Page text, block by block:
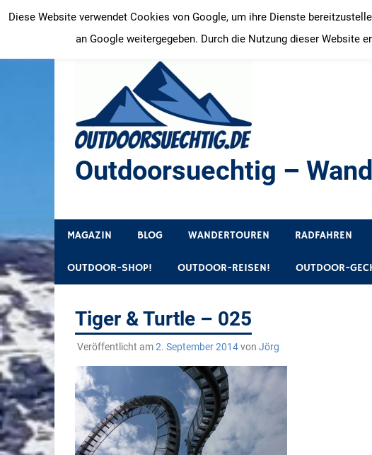
Inhalt
springen
Outdoorsuechtig –
MAGAZIN BLOG WANDERTOUREN RADFAHREN
OUTDOOR-SHOP! OUTDOOR-REISEN! OUTDOOR-
Tiger & Turtle – 025
Veröffentlicht am2. September 2014von Jörg
Diese Website verwendet Cookies von Google, um ihre Dienste
an Google weitergegeben. Durch die Nutzung dieser Website